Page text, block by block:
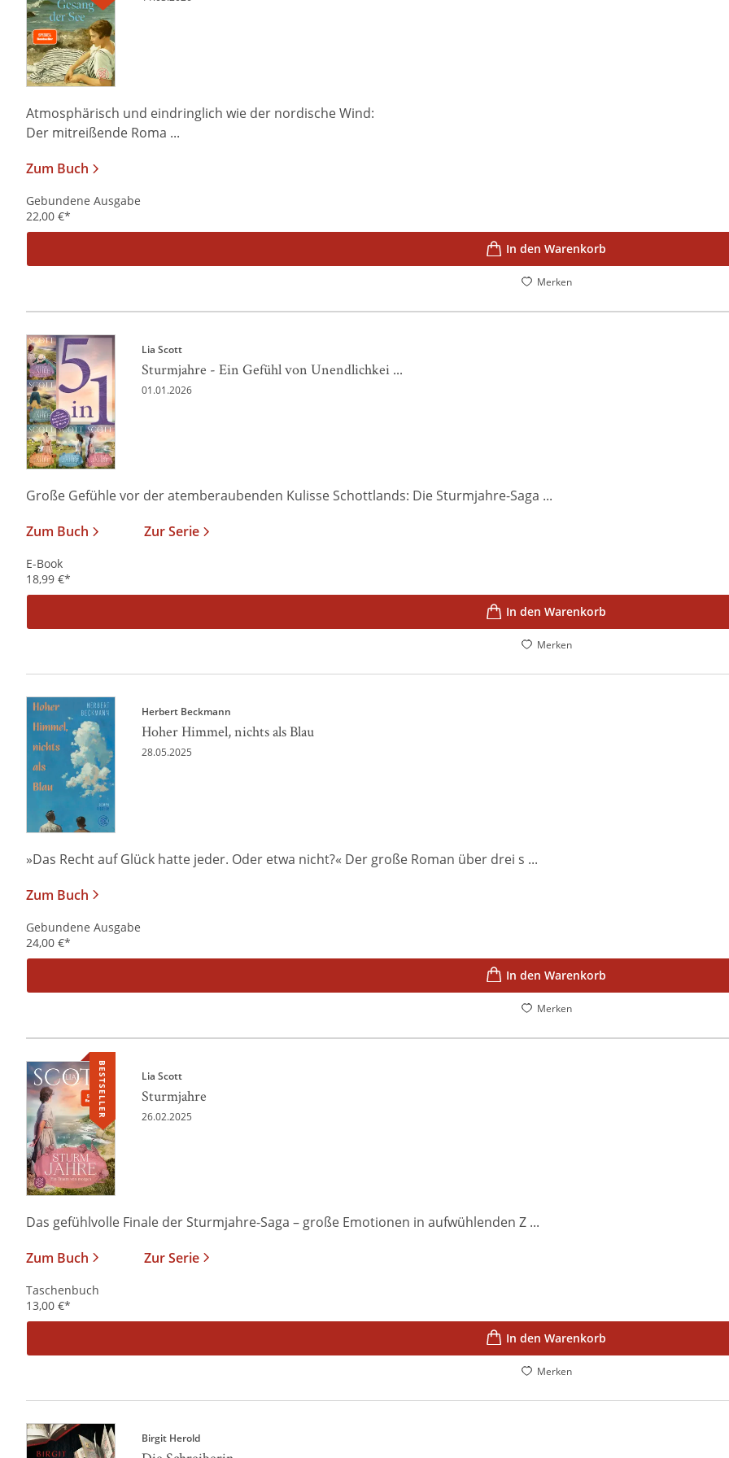
Atmosphärisch und eindringlich wie der nordische Wind:
Der mitreißende Roma ...
Zum Buch
Gebundene Ausgabe
22,00 €*
In den Warenkorb
Merken
Lia Scott
Sturmjahre - Ein Gefühl von Unendlichkei ...
01.01.2026
Große Gefühle vor der atemberaubenden Kulisse Schottlands: Die Sturmjahre-Saga ...
Zum Buch
Zur Serie
E-Book
18,99 €*
In den Warenkorb
Merken
Herbert Beckmann
Hoher Himmel, nichts als Blau
28.05.2025
»Das Recht auf Glück hatte jeder. Oder etwa nicht?« Der große Roman über drei s ...
Zum Buch
Gebundene Ausgabe
24,00 €*
In den Warenkorb
Merken
BESTSELLER Lia Scott
Sturmjahre
26.02.2025
Das gefühlvolle Finale der Sturmjahre-Saga – große Emotionen in aufwühlenden Z ...
Zum Buch
Zur Serie
Taschenbuch
13,00 €*
In den Warenkorb
Merken
Birgit Herold